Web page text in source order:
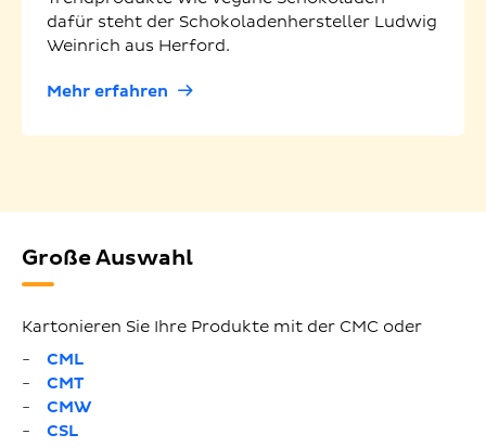
dafür steht der Schokoladenhersteller Ludwig
Weinrich aus Herford.
Mehr erfahren
Große Auswahl
Kartonieren Sie Ihre Produkte mit der CMC oder
CML
CMT
CMW
CSL